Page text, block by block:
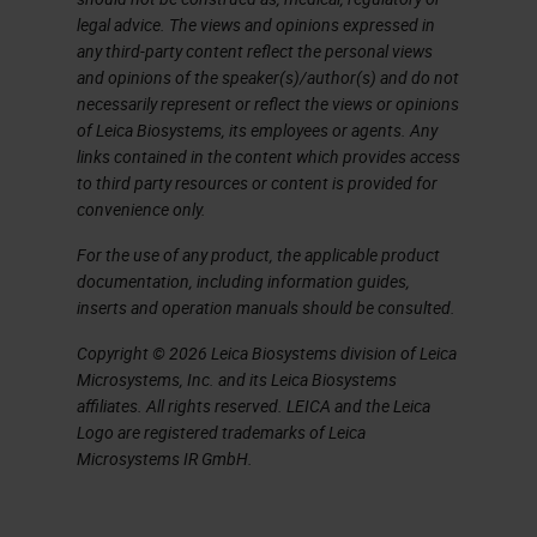
legal advice. The views and opinions expressed in
any third-party content reflect the personal views
and opinions of the speaker(s)/author(s) and do not
necessarily represent or reflect the views or opinions
of Leica Biosystems, its employees or agents. Any
links contained in the content which provides access
to third party resources or content is provided for
convenience only.
For the use of any product, the applicable product
documentation, including information guides,
inserts and operation manuals should be consulted.
Copyright © 2026 Leica Biosystems division of Leica
Microsystems, Inc. and its Leica Biosystems
affiliates. All rights reserved. LEICA and the Leica
Logo are registered trademarks of Leica
Microsystems IR GmbH.